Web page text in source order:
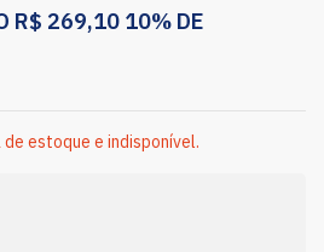
R$ 269,10 10% DE
estoque e indisponível.